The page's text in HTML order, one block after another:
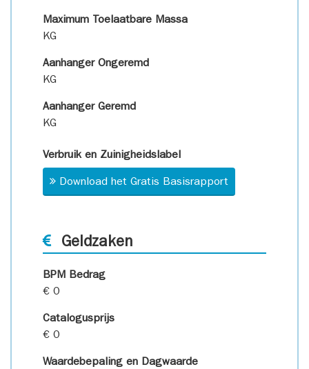
Maximum Toelaatbare Massa
KG
Aanhanger Ongeremd
KG
Aanhanger Geremd
KG
Verbruik en Zuinigheidslabel
Download het Gratis Basisrapport
Geldzaken
BPM Bedrag
€ 0
Catalogusprijs
€ 0
Waardebepaling en Dagwaarde